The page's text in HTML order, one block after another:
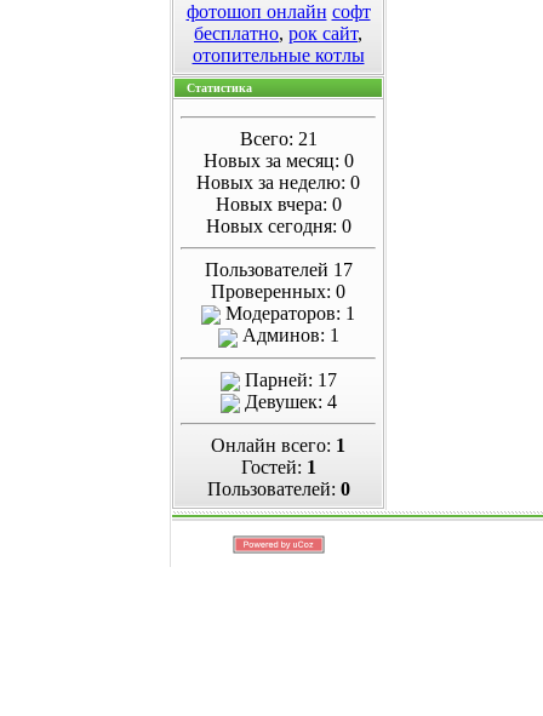
фотошоп онлайн софт
бесплатно, рок сайт,
отопительные котлы
Статистика
Всего: 21
Новых за месяц: 0
Новых за неделю: 0
Новых вчера: 0
Новых сегодня: 0
Пользователей 17
Проверенных: 0
Модераторов: 1
Админов: 1
Парней: 17
Девушек: 4
Онлайн всего: 1
Гостей: 1
Пользователей: 0